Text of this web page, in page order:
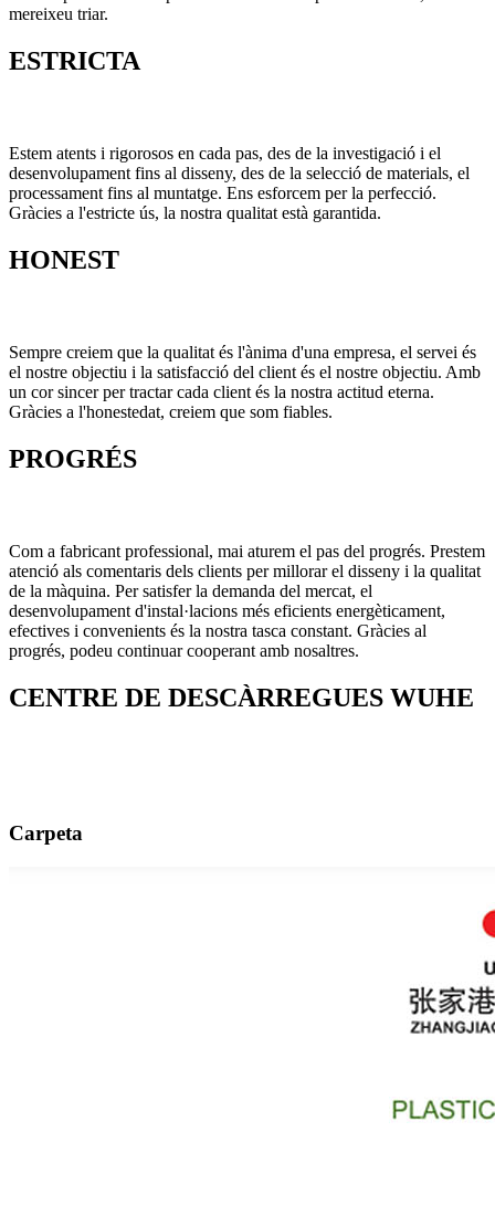
mereixeu triar.
ESTRICTA
Estem atents i rigorosos en cada pas, des de la investigació i el
desenvolupament fins al disseny, des de la selecció de materials, el
processament fins al muntatge. Ens esforcem per la perfecció.
Gràcies a l'estricte ús, la nostra qualitat està garantida.
HONEST
Sempre creiem que la qualitat és l'ànima d'una empresa, el servei és
el nostre objectiu i la satisfacció del client és el nostre objectiu. Amb
un cor sincer per tractar cada client és la nostra actitud eterna.
Gràcies a l'honestedat, creiem que som fiables.
PROGRÉS
Com a fabricant professional, mai aturem el pas del progrés. Prestem
atenció als comentaris dels clients per millorar el disseny i la qualitat
de la màquina. Per satisfer la demanda del mercat, el
desenvolupament d'instal·lacions més eficients energèticament,
efectives i convenients és la nostra tasca constant. Gràcies al
progrés, podeu continuar cooperant amb nosaltres.
CENTRE DE DESCÀRREGUES WUHE
Carpeta